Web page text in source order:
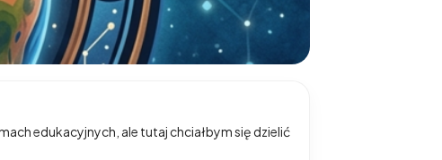
edukacyjnych, ale tutaj chciałbym się dzielić